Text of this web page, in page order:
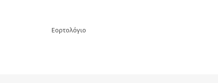
Εορτολόγιο